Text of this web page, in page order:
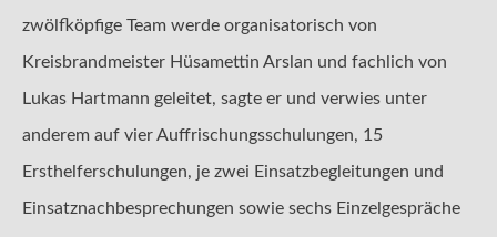
zwölfköpfige Team werde organisatorisch von
Kreisbrandmeister Hüsamettin Arslan und fachlich von
Lukas Hartmann geleitet, sagte er und verwies unter
anderem auf vier Auffrischungsschulungen, 15
Ersthelferschulungen, je zwei Einsatzbegleitungen und
Einsatznachbesprechungen sowie sechs Einzelgespräche